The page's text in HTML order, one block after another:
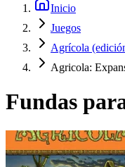
Inicio
Juegos
Agrícola
Agricola:
Fundas